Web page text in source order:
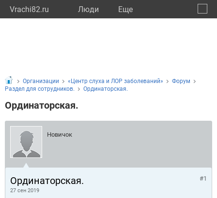
Vrachi82.ru Люди Eще
Организации «Центр слуха и ЛОР заболеваний»
Форум
Раздел для сотрудников.
Ординаторская.
Ординаторская.
Новичок
Ординаторская.
27 сен 2019
#1